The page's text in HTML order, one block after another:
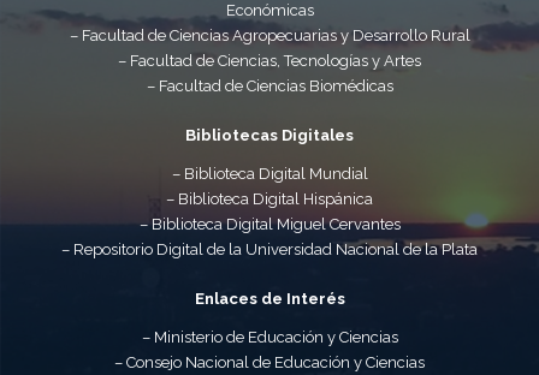
Económicas
– Facultad de Ciencias Agropecuarias y Desarrollo Rural
– Facultad de Ciencias, Tecnologías y Artes
– Facultad de Ciencias Biomédicas
Bibliotecas Digitales
– Biblioteca Digital Mundial
– Biblioteca Digital Hispánica
– Biblioteca Digital Miguel Cervantes
– Repositorio Digital de la Universidad Nacional de la Plata
Enlaces de Interés
– Ministerio de Educación y Ciencias
– Consejo Nacional de Educación y Ciencias